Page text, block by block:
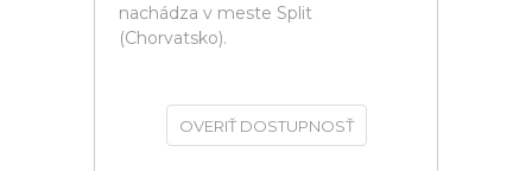
nachádza v meste Split
(Chorvatsko).
OVERIŤ DOSTUPNOSŤ